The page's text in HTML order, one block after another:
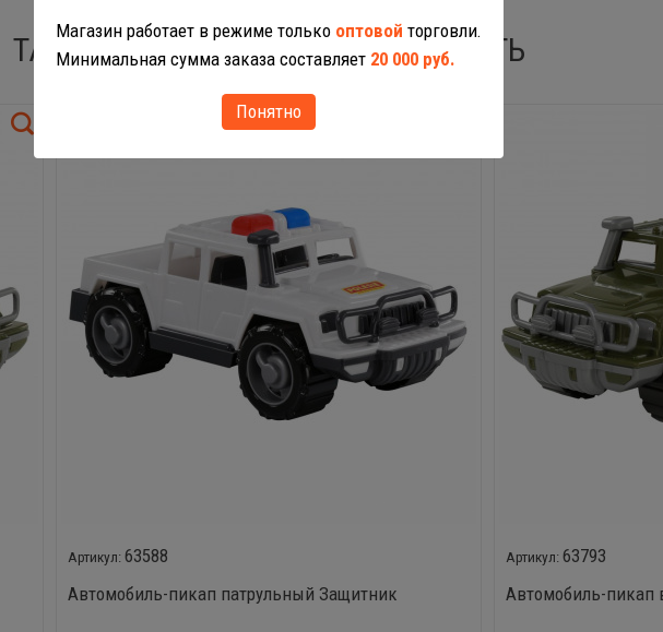
ТАКЖЕ ВАС МОГУТ ЗАИНТЕРЕСОВАТЬ
63588
Автомобиль-пикап патрульный Защитник
63793
Автомобиль-
Магазин работает в режиме только оптовой торговли.
Минимальная сумма заказа составляет 20 000 руб.
Понятно